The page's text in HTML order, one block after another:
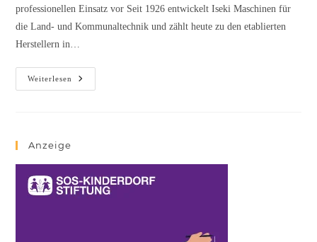
professionellen Einsatz vor Seit 1926 entwickelt Iseki Maschinen für
die Land- und Kommunaltechnik und zählt heute zu den etablierten
Herstellern in…
Weiterlesen
Anzeige